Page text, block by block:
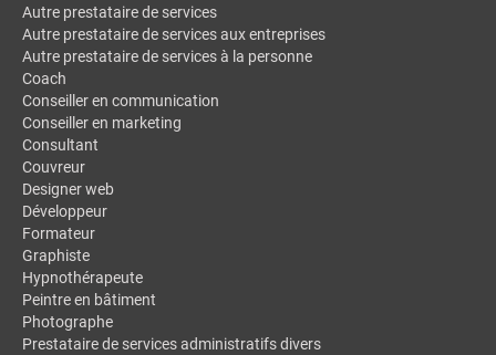
Autre prestataire de services
Autre prestataire de services aux entreprises
Autre prestataire de services à la personne
Coach
Conseiller en communication
Conseiller en marketing
Consultant
Couvreur
Designer web
Développeur
Formateur
Graphiste
Hypnothérapeute
Peintre en bâtiment
Photographe
Prestataire de services administratifs divers